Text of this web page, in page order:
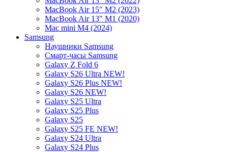
MacBook Air 15" M2 (2023)
MacBook Air 13" M1 (2020)
Mac mini M4 (2024)
Samsung
Наушники Samsung
Смарт-часы Samsung
Galaxy Z Fold 6
Galaxy S26 Ultra NEW!
Galaxy S26 Plus NEW!
Galaxy S26 NEW!
Galaxy S25 Ultra
Galaxy S25 Plus
Galaxy S25
Galaxy S25 FE NEW!
Galaxy S24 Ultra
Galaxy S24 Plus